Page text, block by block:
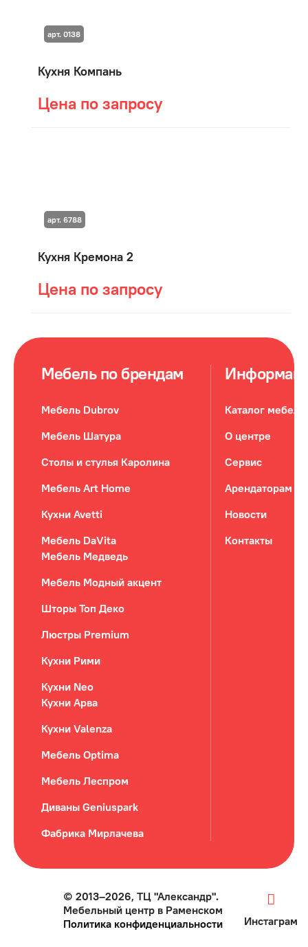
Кухня Компань
Цена по запросу
арт. 0138
Кухня Кремона 2
Цена по запросу
арт. 6788
Мебель по брендам
Мебель Dubrov
Мебель Шатура
Столы и стулья Каролина
Мебель Art Home
Кухни Avetti
Мебель DaVita
Мебель Медведь
Мебель Модный акцент
Шторы Топ Деко
Люстры Premium
Кухни Рими
Кухни Neo
Кухни Арва
Кухни Valenza
Мебель Optima
Мебель Леспром
Диваны Geniuspark
Фабрика Мирлачева
Каталог мебели
О центре
Сервис
Арендаторам
Новости
Контакты
© 2013–2026, ТЦ "Александр".
Мебельный центр в Раменском
Политика конфиденциальности
Инстаграм